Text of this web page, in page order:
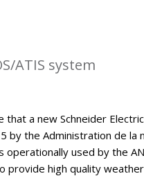
ATIS system
a new Schneider
the Administration de la
used by the
provide high quality